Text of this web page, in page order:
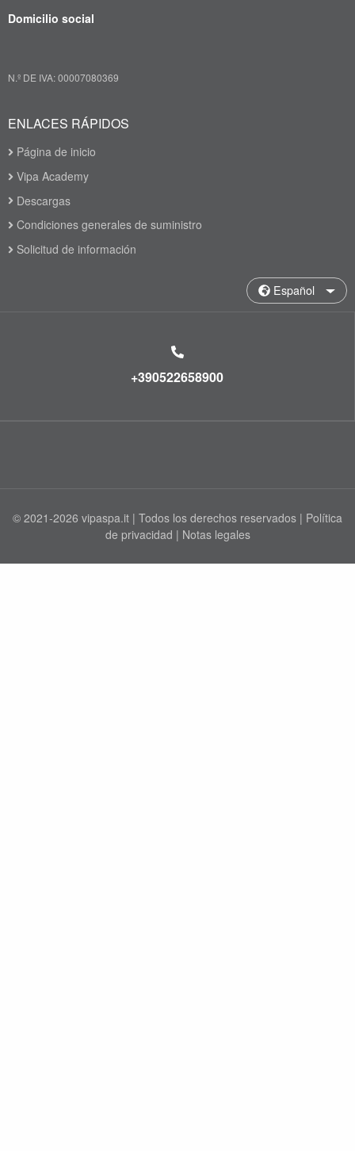
Domicilio social
N.º DE IVA: 00007080369
ENLACES RÁPIDOS
Página de inicio
Vipa Academy
Descargas
Condiciones generales de suministro
Solicitud de información
Español
+390522658900
© 2021-2026 vipaspa.it | Todos los derechos reservados | Política
de privacidad | Notas legales